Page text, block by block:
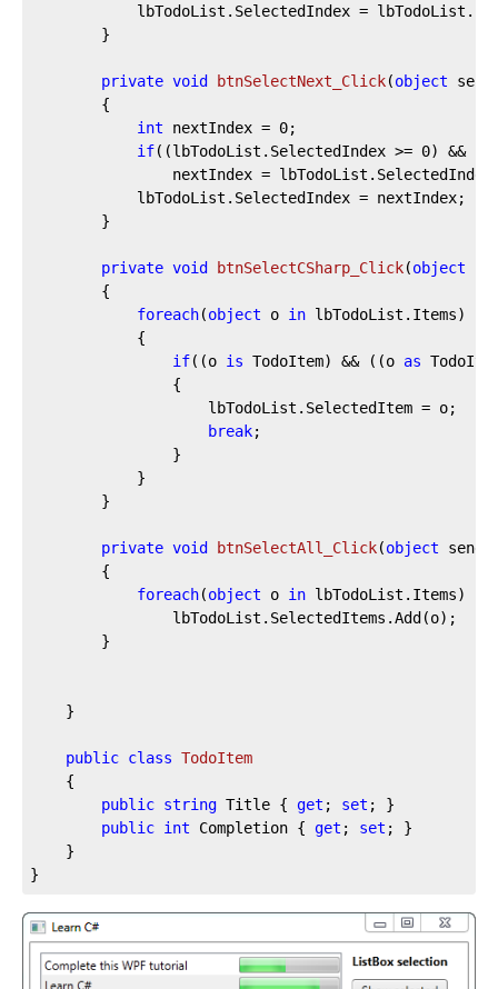
lbTodoList.SelectedIndex =
private void btnSelectNext_Click(object
int nextIndex = 0;
if((lbTodoList.SelectedIndex >= 0) &&
nextIndex =
private void btnSelectCSharp_Click(object
foreach(object o in lbTodoList.Items)
if((o is TodoItem) && ((o as
break;
private void btnSelectAll_Click(object
foreach(object o in lbTodoList.Items)
public class TodoItem
public string Title { get ; set ; }
public int Completion { get ; set ; }
}